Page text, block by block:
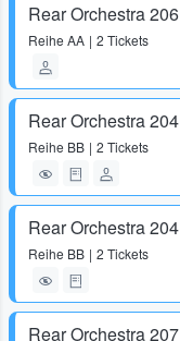
Rear Orchestra 206
Reihe AA 2 Tickets
Rear Orchestra 204
Reihe BB 2 Tickets
Rear Orchestra 204
Reihe BB 2 Tickets
Rear Orchestra 207